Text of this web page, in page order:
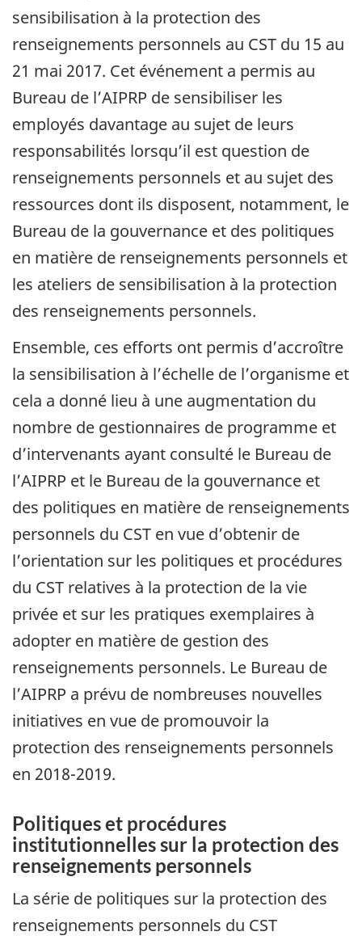
sensibilisation à la protection des
renseignements personnels au CST du 15 au
21 mai 2017. Cet événement a permis au
Bureau de l’AIPRP de sensibiliser les
employés davantage au sujet de leurs
responsabilités lorsqu’il est question de
renseignements personnels et au sujet des
ressources dont ils disposent, notamment, le
Bureau de la gouvernance et des politiques
en matière de renseignements personnels et
les ateliers de sensibilisation à la protection
des renseignements personnels.
Ensemble, ces efforts ont permis d’accroître
la sensibilisation à l’échelle de l’organisme et
cela a donné lieu à une augmentation du
nombre de gestionnaires de programme et
d’intervenants ayant consulté le Bureau de
l’AIPRP et le Bureau de la gouvernance et
des politiques en matière de renseignements
personnels du CST en vue d’obtenir de
l’orientation sur les politiques et procédures
du CST relatives à la protection de la vie
privée et sur les pratiques exemplaires à
adopter en matière de gestion des
renseignements personnels. Le Bureau de
l’AIPRP a prévu de nombreuses nouvelles
initiatives en vue de promouvoir la
protection des renseignements personnels
en 2018-2019.
Politiques et procédures
institutionnelles sur la protection des
renseignements personnels
La série de politiques sur la protection des
renseignements personnels du CST